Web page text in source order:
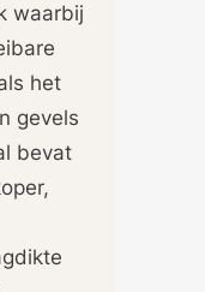
waarbij
het
gevels
bevat